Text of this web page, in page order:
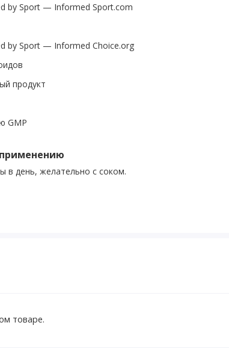
by Sport — Informed Sport.com
by Sport — Informed Choice.org
продукт
GMP
в день, желательно с соком.
товаре.